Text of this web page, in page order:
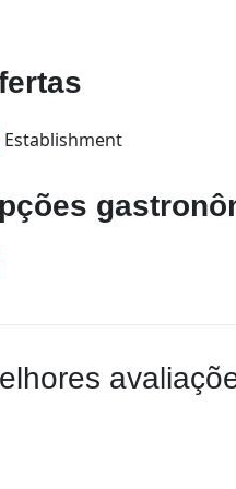
Establishment